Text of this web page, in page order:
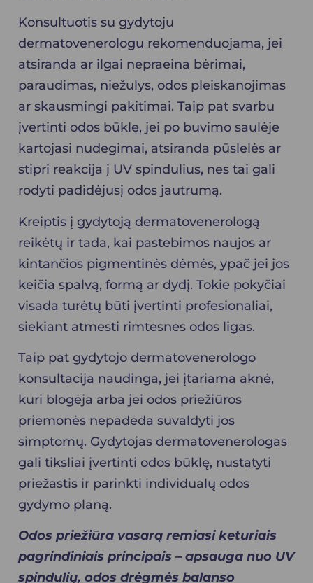
Konsultuotis su gydytoju
dermatovenerologu rekomenduojama, jei
atsiranda ar ilgai nepraeina bėrimai,
paraudimas, niežulys, odos pleiskanojimas
ar skausmingi pakitimai. Taip pat svarbu
įvertinti odos būklę, jei po buvimo saulėje
kartojasi nudegimai, atsiranda pūslelės ar
stipri reakcija į UV spindulius, nes tai gali
rodyti padidėjusį odos jautrumą.
Kreiptis į gydytoją dermatovenerologą
reikėtų ir tada, kai pastebimos naujos ar
kintančios pigmentinės dėmės, ypač jei jos
keičia spalvą, formą ar dydį. Tokie pokyčiai
visada turėtų būti įvertinti profesionaliai,
siekiant atmesti rimtesnes odos ligas.
Taip pat gydytojo dermatovenerologo
konsultacija naudinga, jei įtariama aknė,
kuri blogėja arba jei odos priežiūros
priemonės nepadeda suvaldyti jos
simptomų. Gydytojas dermatovenerologas
gali tiksliai įvertinti odos būklę, nustatyti
priežastis ir parinkti individualų odos
gydymo planą.
Odos priežiūra vasarą remiasi keturiais
pagrindiniais principais – apsauga nuo UV
spindulių, odos drėgmės balanso